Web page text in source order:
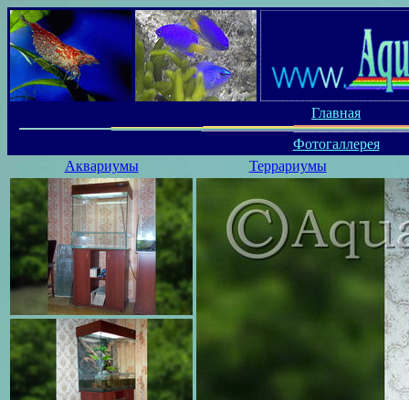
Главная
Фотогаллерея
Аквариумы
Террариумы